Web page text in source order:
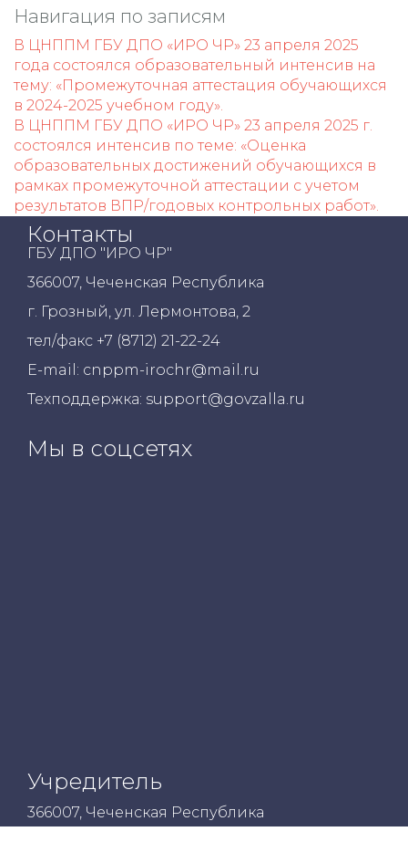
Навигация по записям
В ЦНППМ ГБУ ДПО «ИРО ЧР» 23 апреля 2025
года состоялся образовательный интенсив на
тему: «Промежуточная аттестация обучающихся
в 2024-2025 учебном году».
В ЦНППМ ГБУ ДПО «ИРО ЧР» 23 апреля 2025 г.
состоялся интенсив по теме: «Оценка
образовательных достижений обучающихся в
рамках промежуточной аттестации с учетом
результатов ВПР/годовых контрольных работ».
Контакты
ГБУ ДПО "ИРО ЧР"
366007, Чеченская Республика
г. Грозный, ул. Лермонтова, 2
тел/факс +7 (8712) 21-22-24
E-mail: cnppm-irochr@mail.ru
Техподдержка: support@govzalla.ru
Мы в соцсетях
Учредитель
366007, Чеченская Республика